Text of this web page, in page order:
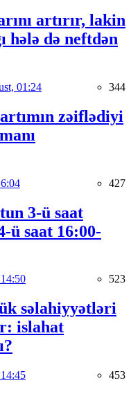
artırır, lakin
hələ də neftdən
01:24 344
zəiflədiyi
427
3-ü saat
ü saat 16:00-
523
səlahiyyətləri
islahat
453